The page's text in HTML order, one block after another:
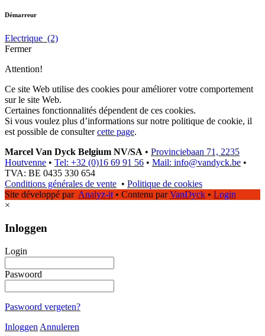
Démarreur
Electrique (2)
Fermer
Attention!
Ce site Web utilise des cookies pour améliorer votre comportement
sur le site Web.
Certaines fonctionnalités dépendent de ces cookies.
Si vous voulez plus d’informations sur notre politique de cookie, il
est possible de consultercette page.
Marcel Van Dyck Belgium NV/SA • Provinciebaan 71, 2235
Houtvenne • Tel: +32 (0)16 69 91 56 • Mail: info@vandyck.be •
TVA: BE 0435 330 654
Conditions générales de vente • Politique de cookies
Site développé par Analyz-it • Contenu parVanDyck • Login
×
Inloggen
Login
Paswoord
Paswoord vergeten?
Inloggen Annuleren